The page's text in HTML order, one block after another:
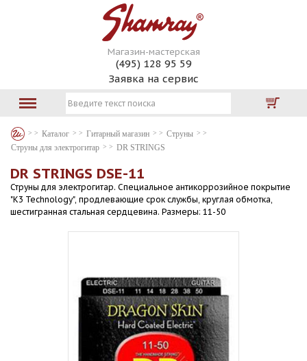
Магазин-мастерская
(495) 128 95 59
Заявка на сервис
Каталог Гитарный магазин
Струны
Струны для электрогитар
DR STRINGS
DR STRINGS DSE-11
Струны для электрогитар. Специальное антикоррозийное покрытие
"K3 Technology", продлевающие срок службы, круглая обмотка,
шестигранная стальная сердцевина. Размеры: 11-50